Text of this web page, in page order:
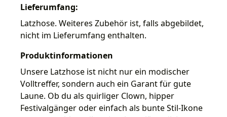
Lieferumfang:
Latzhose. Weiteres Zubehör ist, falls abgebildet,
nicht im Lieferumfang enthalten.
Produktinformationen
Unsere Latzhose ist nicht nur ein modischer
Volltreffer, sondern auch ein Garant für gute
Laune. Ob du als quirliger Clown, hipper
Festivalgänger oder einfach als bunte Stil-Ikone